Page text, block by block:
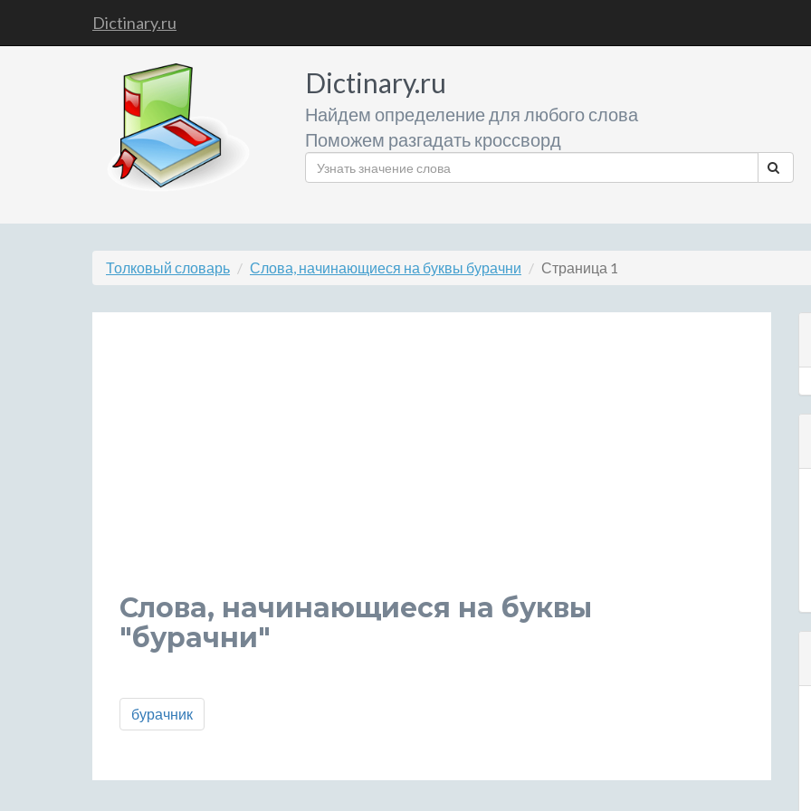
Dictinary.ru
Dictinary.ru
Найдем определение для любого слова
Поможем разгадать кроссворд
Толковый словарь Слова, начинающиеся на буквы бурачни Страница 1
Слова, начинающиеся на буквы
"бурачни"
бурачник